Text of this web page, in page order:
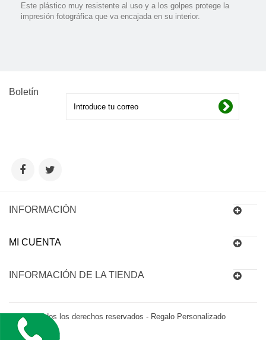
Este plástico muy resistente al uso y a los golpes protege la
impresión fotográfica que va encajada en su interior.
Boletín
INFORMACIÓN
MI CUENTA
INFORMACIÓN DE LA TIENDA
© 2016 Todos los derechos reservados - Regalo Personalizado